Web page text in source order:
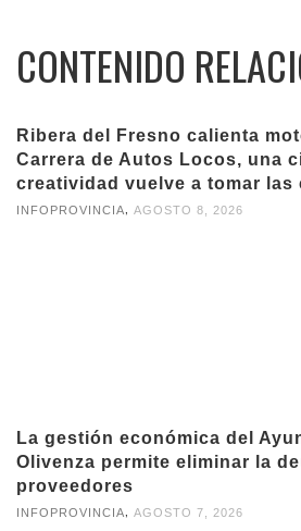
CONTENIDO
Ribera del Fresno calienta
Carrera de Autos Locos, una
creatividad vuelve a tomar las
INFOPROVINCIA AGOSTO 8, 2026
La gestión económica del
Olivenza permite eliminar la
proveedores
INFOPROVINCIA, AGOSTO 7, 2026